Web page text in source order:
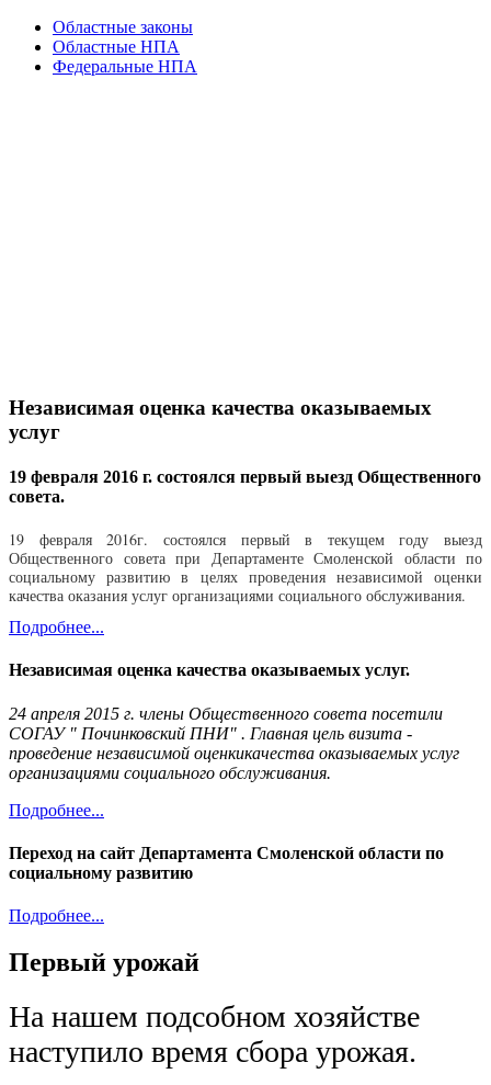
Областные законы
Областные НПА
Федеральные НПА
Независимая оценка качества оказываемых
услуг
19 февраля 2016 г. состоялся первый выезд Общественного
совета.
19 февраля 2016г. состоялся первый в текущем году выезд
Общественного совета при Департаменте Смоленской области по
социальному развитию в целях проведения независимой оценки
качества оказания услуг организациями социального обслуживания.
Подробнее...
Независимая оценка качества оказываемых услуг.
24 апреля 2015 г. члены Общественного совета посетили
СОГАУ " Починковский ПНИ" . Главная цель визита -
проведение независимой оценкикачества оказываемых услуг
организациями социального обслуживания.
Подробнее...
Переход на сайт Департамента Смоленской области по
социальному развитию
Подробнее...
Первый урожай
На нашем подсобном хозяйстве
наступило время сбора урожая.